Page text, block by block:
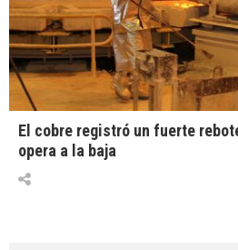
El cobre registró un fuerte
opera a la baja